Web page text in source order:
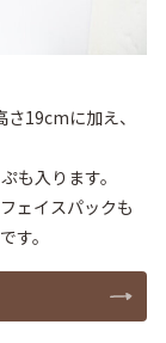
19cmに加え、
も入ります。
ェイスパックも
す。